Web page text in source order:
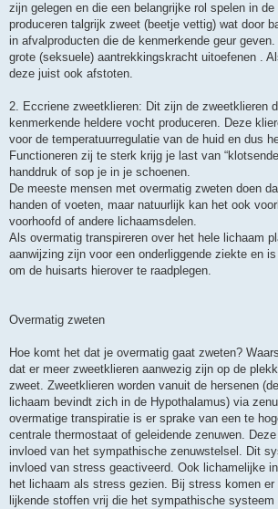
zijn gelegen en die een belangrijke rol spelen in
produceren talgrijk zweet (beetje vettig) wat door
in afvalproducten die de kenmerkende geur
grote (seksuele) aantrekkingskracht uitoefenen .
deze juist ook afstoten.
2. Eccriene zweetklieren: Dit zijn de zweetklieren
kenmerkende heldere vocht produceren. Deze
voor de temperatuurregulatie van de huid en dus
Functioneren zij te sterk krijg je last van
handdruk of sop je in je schoenen.
De meeste mensen met overmatig zweten doen
handen of voeten, maar natuurlijk kan het ook
voorhoofd of andere lichaamsdelen.
Als overmatig transpireren over het hele lichaam
aanwijzing zijn voor een onderliggende ziekte en
om de huisarts hierover te raadplegen.
Overmatig zweten
Hoe komt het dat je overmatig gaat zweten?
dat er meer zweetklieren aanwezig zijn op de
zweet. Zweetklieren worden vanuit de hersenen
lichaam bevindt zich in de Hypothalamus) via
overmatige transpiratie is er sprake van een te
centrale thermostaat of geleidende zenuwen.
invloed van het sympathische zenuwstelsel. Dit
invloed van stress geactiveerd. Ook lichamelijke
het lichaam als stress gezien. Bij stress komen er
lijkende stoffen vrij die het sympathische